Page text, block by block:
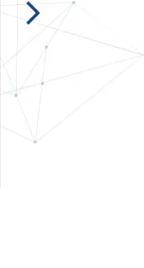
Non-grata